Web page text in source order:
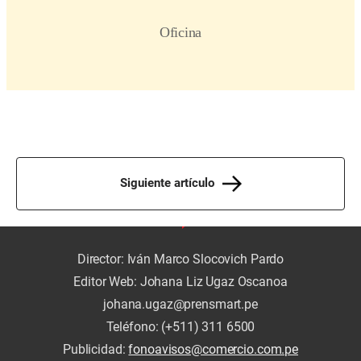
Siguiente artículo
Director: Iván Marco Slocovich Pardo
Editor Web: Johana Liz Ugaz Oscanoa
johana.ugaz@prensmart.pe
Teléfono: (+511) 311 6500
Publicidad:fonoavisos@comercio.com.pe